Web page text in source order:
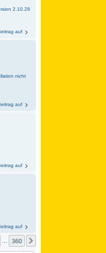
2.10.28
auf
nicht
auf
auf
auf
360